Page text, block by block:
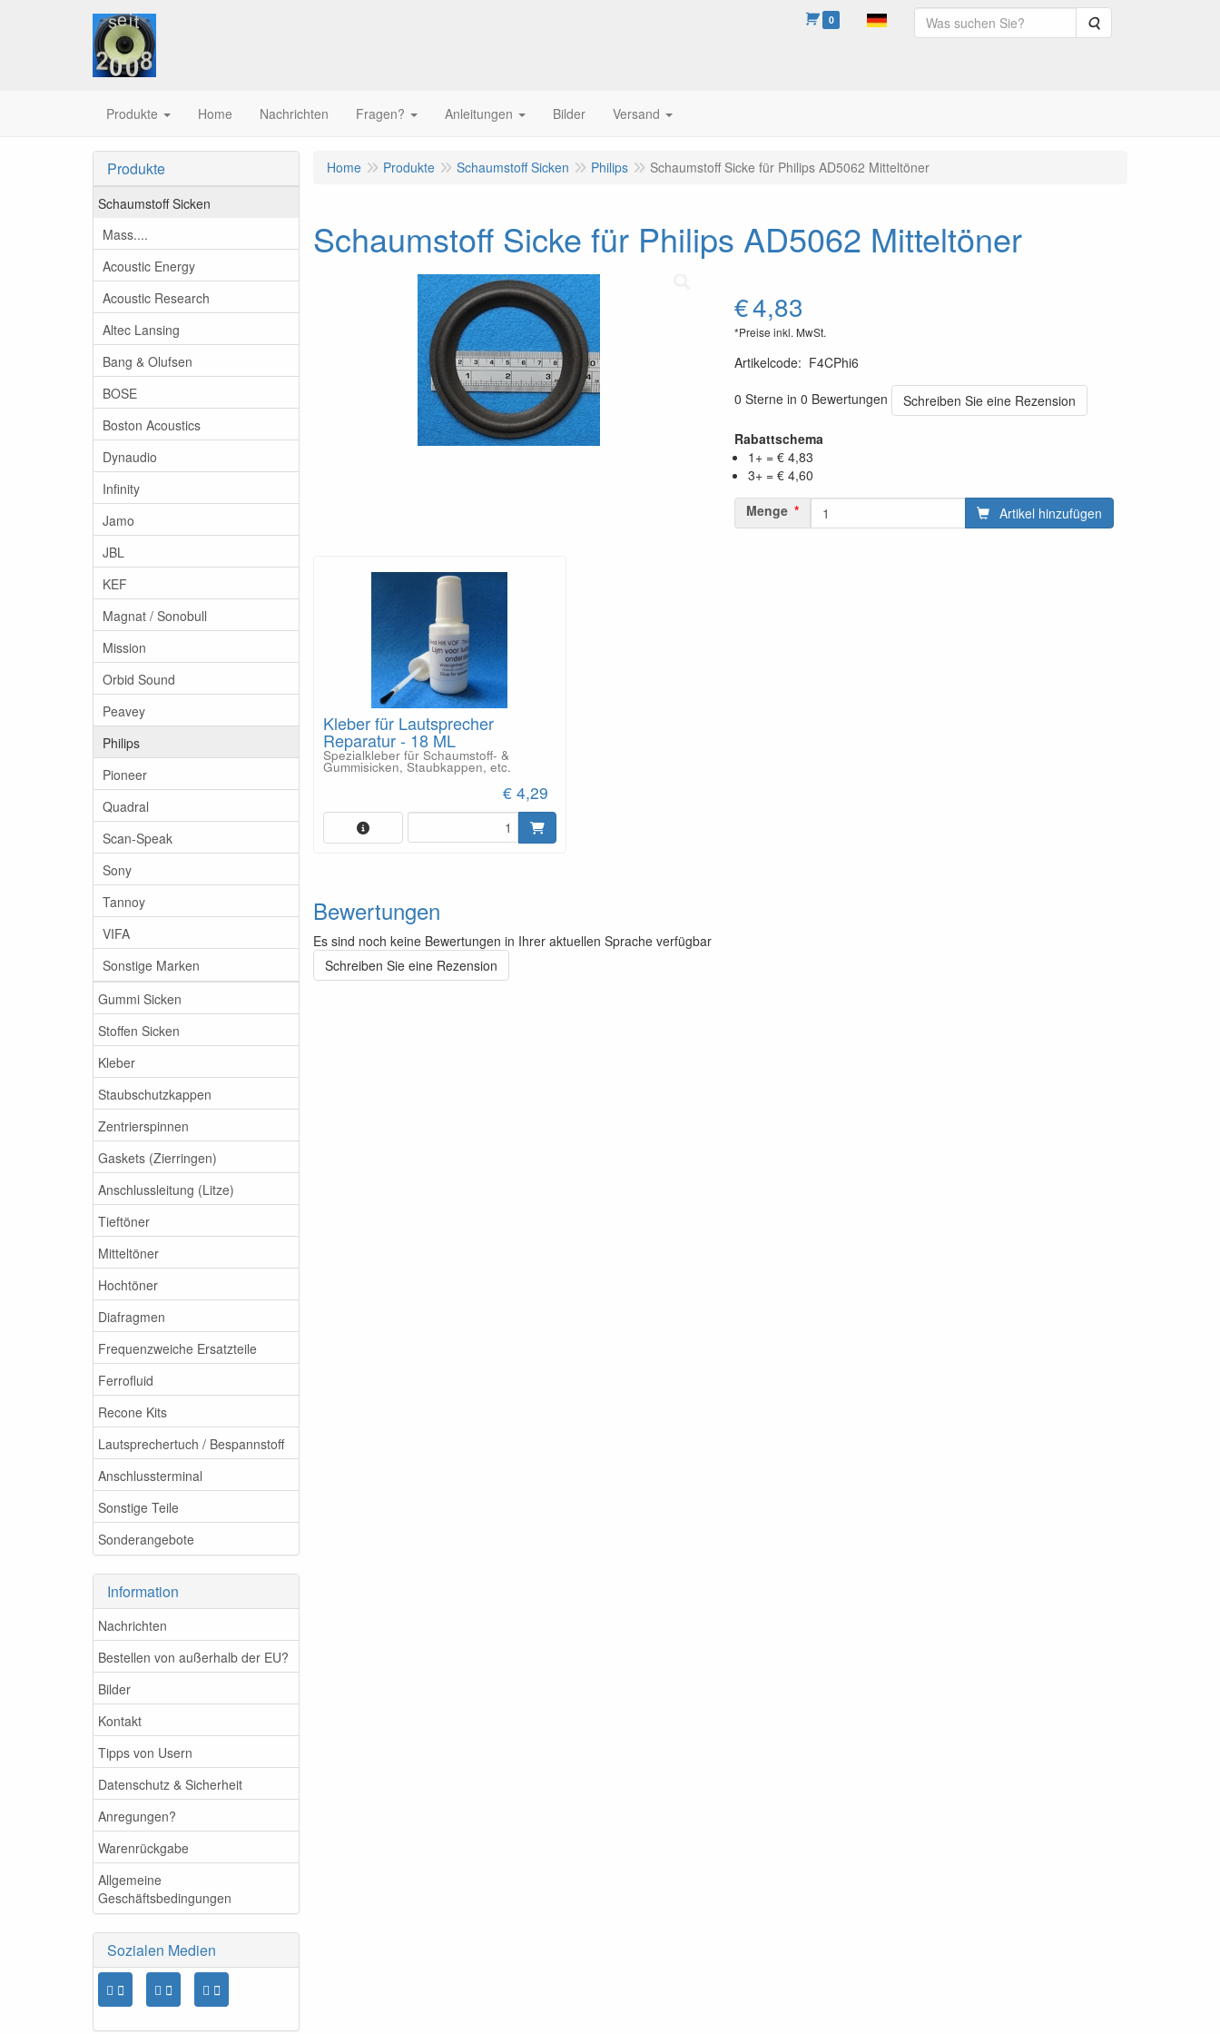
0 Suche
Produkte Home Nachrichten Fragen? Anleitungen Bilder Versand
Produkte
Schaumstoff Sicken
Mass....
Acoustic Energy
Acoustic Research
Altec Lansing
Bang & Olufsen
BOSE
Boston Acoustics
Dynaudio
Infinity
Jamo
JBL
KEF
Magnat / Sonobull
Mission
Orbid Sound
Peavey
Philips
Pioneer
Quadral
Scan-Speak
Sony
Tannoy
VIFA
Sonstige Marken
Gummi Sicken
Stoffen Sicken
Kleber
Staubschutzkappen
Zentrierspinnen
Gaskets (Zierringen)
Anschlussleitung (Litze)
Tieftöner
Mitteltöner
Hochtöner
Diafragmen
Frequenzweiche Ersatzteile
Ferrofluid
Recone Kits
Lautsprechertuch / Bespannstoff
Anschlussterminal
Sonstige Teile
Sonderangebote
Information
Nachrichten
Bestellen von außerhalb der EU?
Bilder
Kontakt
Tipps von Usern
Datenschutz & Sicherheit
Anregungen?
Warenrückgabe
Allgemeine
Geschäftsbedingungen
Sozialen Medien
Home Produkte Schaumstoff Sicken Philips Schaumstoff Sicke für Philips AD5062 Mitteltöner
Schaumstoff Sicke für Philips AD5062 Mitteltöner
€4,83
*Preise inkl. MwSt.
Artikelcode: F4CPhi6
0 Sterne in 0 Bewertungen
Schreiben Sie eine Rezension
Rabattschema
1+ = € 4,83
3+ = € 4,60
Menge
Artikel hinzufügen
Kleber für Lautsprecher
Reparatur - 18 ML
Spezialkleber für Schaumstoff- &
Gummisicken, Staubkappen, etc.
€ 4,29
Bewertungen
Es sind noch keine Bewertungen in Ihrer aktuellen Sprache verfügbar
Schreiben Sie eine Rezension